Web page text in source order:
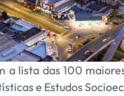
a lista das 100
e Estudos